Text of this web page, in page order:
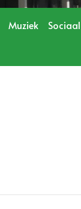
Muziek Sociaal